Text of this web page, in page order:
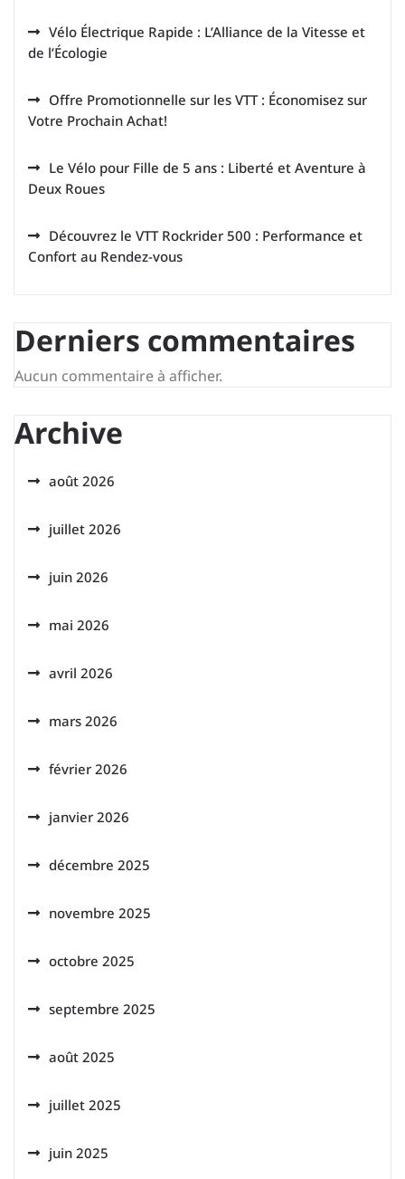
Vélo Électrique Rapide : L’Alliance de la Vitesse et
de l’Écologie
Offre Promotionnelle sur les VTT : Économisez sur
Votre Prochain Achat!
Le Vélo pour Fille de 5 ans : Liberté et Aventure à
Deux Roues
Découvrez le VTT Rockrider 500 : Performance et
Confort au Rendez-vous
Derniers commentaires
Aucun commentaire à afficher.
Archive
août 2026
juillet 2026
juin 2026
mai 2026
avril 2026
mars 2026
février 2026
janvier 2026
décembre 2025
novembre 2025
octobre 2025
septembre 2025
août 2025
juillet 2025
juin 2025